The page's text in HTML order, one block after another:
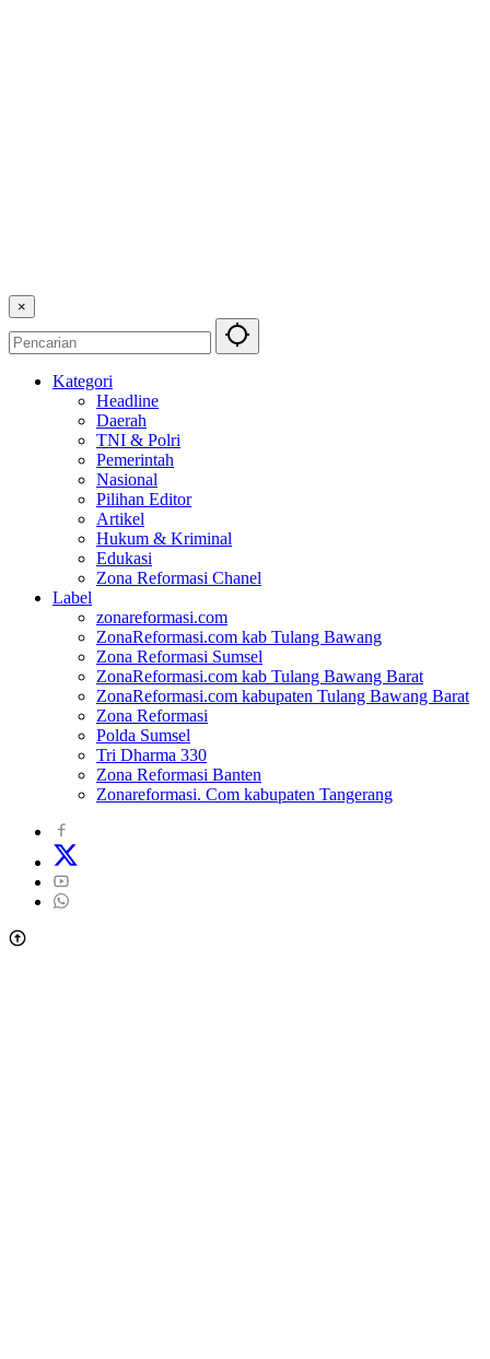
×
Kategori
Headline
Daerah
TNI & Polri
Pemerintah
Nasional
Pilihan Editor
Artikel
Hukum & Kriminal
Edukasi
Zona Reformasi Chanel
Label
zonareformasi.com
ZonaReformasi.com kab Tulang Bawang
Zona Reformasi Sumsel
ZonaReformasi.com kab Tulang Bawang Barat
ZonaReformasi.com kabupaten Tulang Bawang Barat
Zona Reformasi
Polda Sumsel
Tri Dharma 330
Zona Reformasi Banten
Zonareformasi. Com kabupaten Tangerang